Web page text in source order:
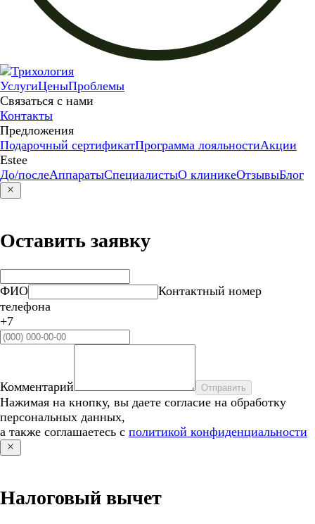
УслугиЦеныПроблемы
Связаться с нами
Контакты
Предложения
Подарочный сертификатПрограмма лояльностиАкции
Estee
До/послеАппаратыСпециалистыО клиникеОтзывыБлог
Оставить заявку
ФИО
Контактный номер
телефона
+7
Комментарий Отправить
Нажимая на кнопку, вы даете согласие на обработку
персональных данных,
а также соглашаетесь с политикой конфиденциальности
Налоговый вычет